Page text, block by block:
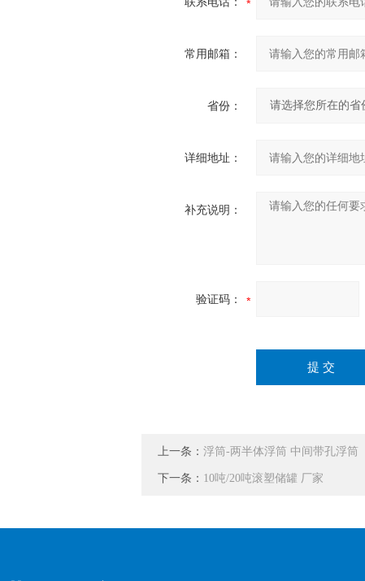
常用邮箱：
省份：
详细地址：
补充说明：
验证码：
上一条： 浮筒-两半体浮筒 中间带孔浮筒
下一条： 10吨/20吨滚塑储罐 厂家